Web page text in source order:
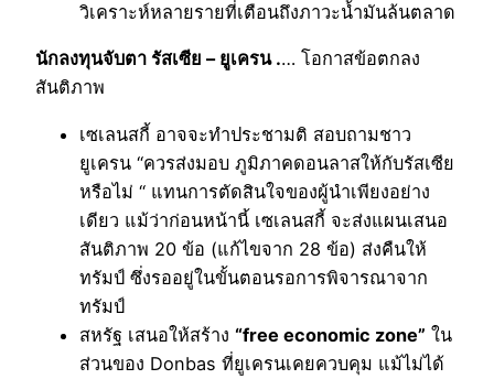
วิเคราะห์หลายรายที่เตือนถึงภาวะน้ำมันล้นตลาด
นักลงทุนจับตา รัสเซีย – ยูเครน .… โอกาสข้อตกลง
สันติภาพ
เซเลนสกี้ อาจจะทำประชามติ สอบถามชาว
ยูเครน “ควรส่งมอบ ภูมิภาคดอนลาสให้กับรัสเซีย
หรือไม่ “ แทนการตัดสินใจของผู้นำเพียงอย่าง
เดียว แม้ว่าก่อนหน้านี้ เซเลนสกี้ จะส่งแผนเสนอ
สันติภาพ 20 ข้อ (แก้ไขจาก 28 ข้อ) ส่งคืนให้
ทรัมป์ ซึ่งรออยู่ในขั้นตอนรอการพิจารณาจาก
ทรัมป์
สหรัฐ เสนอให้สร้าง “free economic zone” ใน
ส่วนของ Donbas ที่ยูเครนเคยควบคุม แม้ไม่ได้